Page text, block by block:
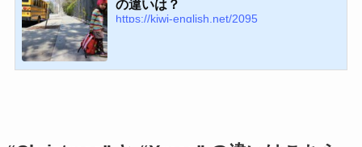
の違いは？
https://kiwi-english.net/2095